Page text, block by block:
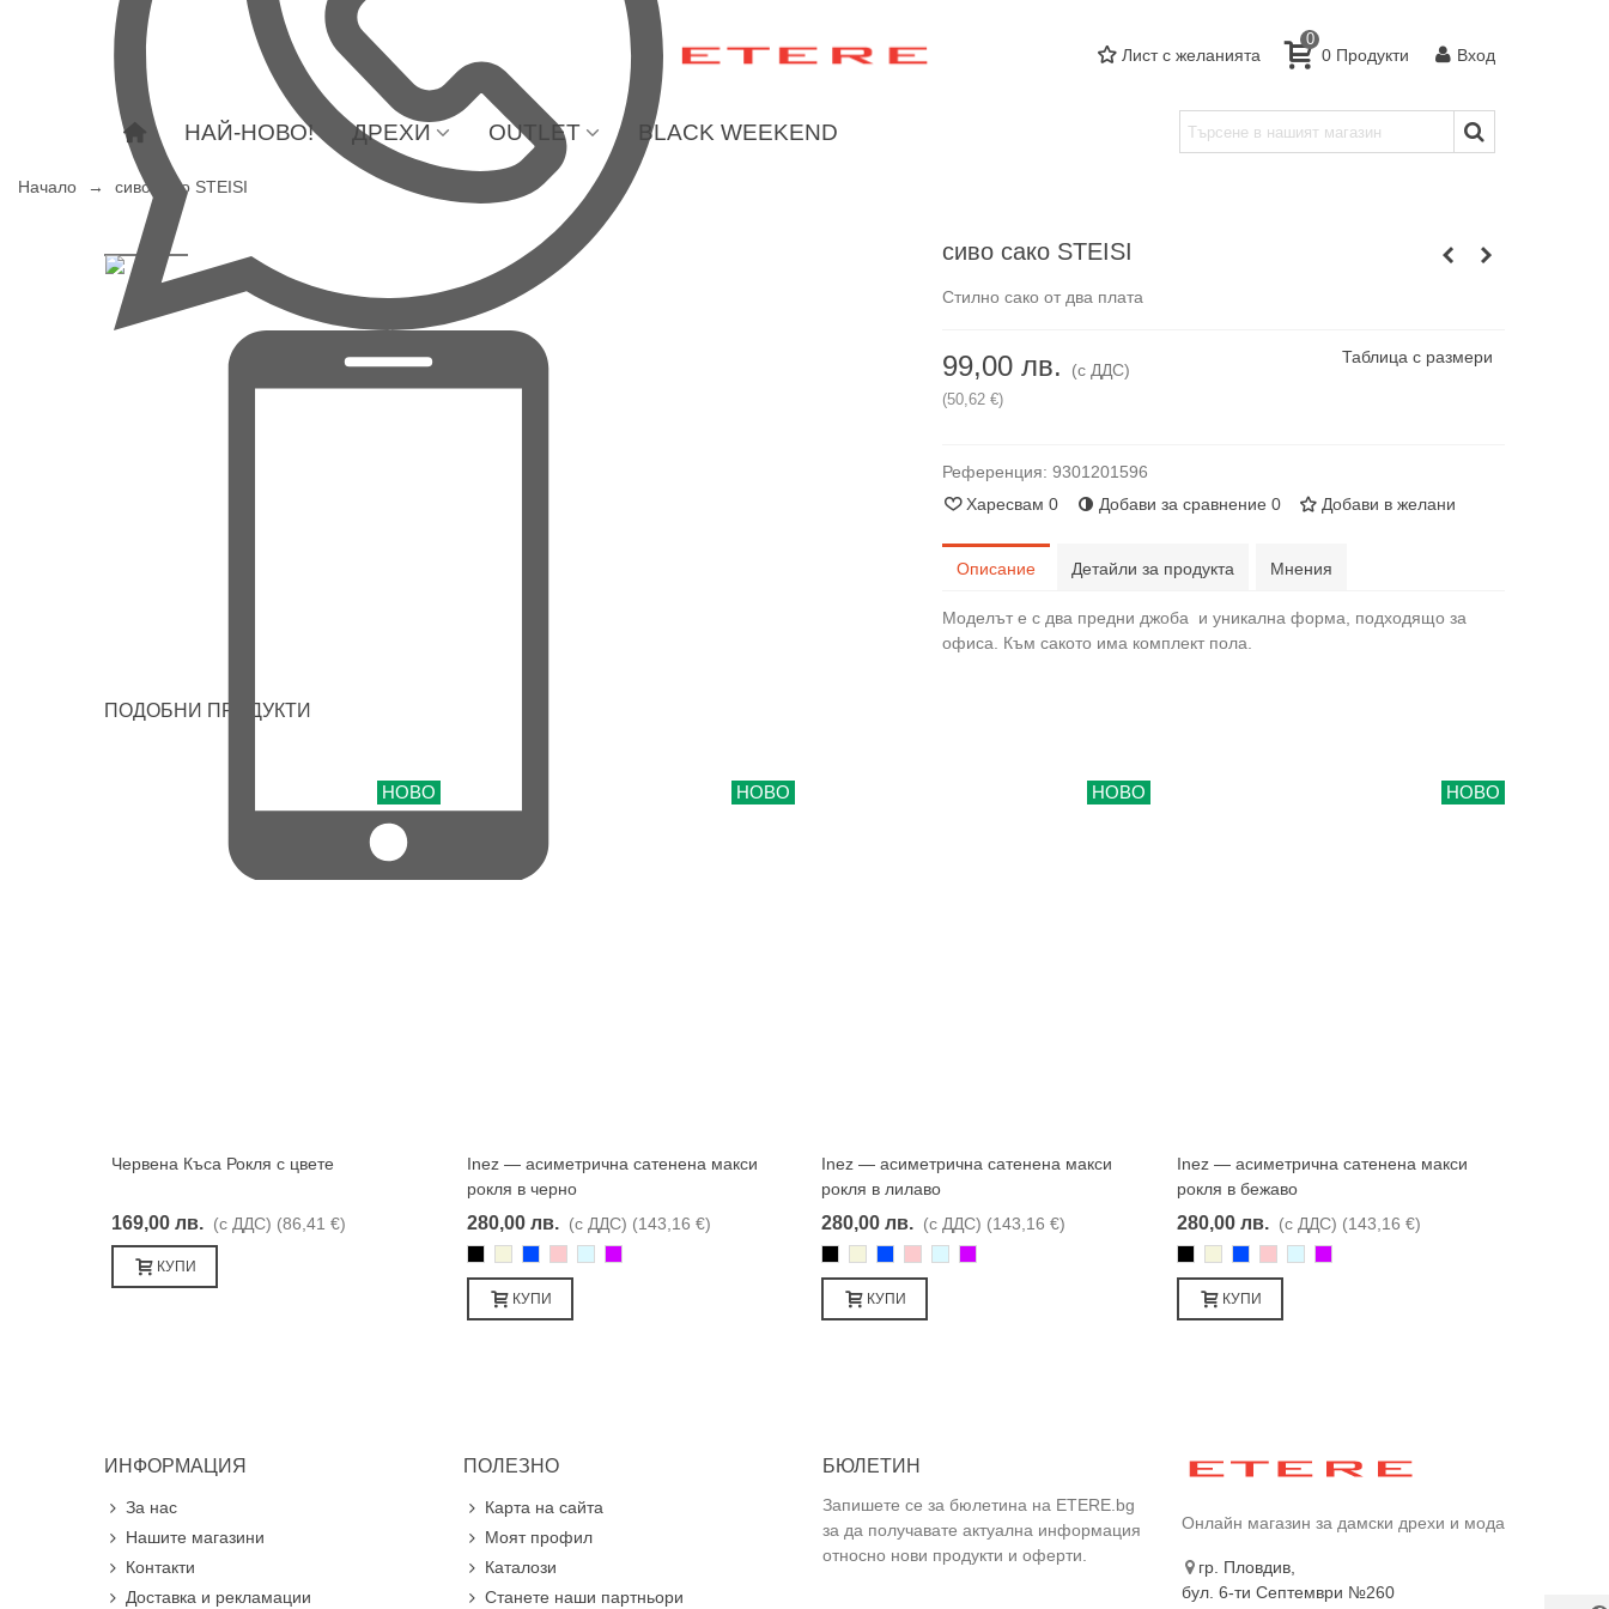
Лист с желанията
0
0 Продукти Вход
НАЙ-НОВО! ДРЕХИ OUTLET BLACK WEEKEND
Начало → сиво сако STEISI
сиво сако STEISI
Стилно сако от два плата
99,00 лв. (с ДДС)
(50,62 €)
Таблица с размери
Референция: 9301201596
Харесвам 0 Добави за сравнение 0 Добави в желани
Описание Детайли за продукта Мнения
Моделът е с два предни джоба и уникална форма, подходящо за
офиса. Към сакото има комплект пола.
ПОДОБНИ ПРОДУКТИ
НОВО
Харесвам
Червена Къса Рокля с цвете
169,00 лв. (с ДДС) (86,41 €)
КУПИ
НОВО
Харесвам
Inez — асиметрична сатенена макси
рокля в черно
280,00 лв. (с ДДС) (143,16 €)
КУПИ
НОВО
Харесвам
Inez — асиметрична сатенена макси
рокля в лилаво
280,00 лв. (с ДДС) (143,16 €)
КУПИ
НОВО
Харесвам
Inez — асиметрична сатенена макси
рокля в бежаво
280,00 лв. (с ДДС) (143,16 €)
КУПИ
ИНФОРМАЦИЯ
За нас
Нашите магазини
Контакти
Доставка и рекламации
ПОЛЕЗНО
Карта на сайта
Моят профил
Каталози
Станете наши партньори
БЮЛЕТИН
Запишете се за бюлетина на ETERE.bg
за да получавате актуална информация
относно нови продукти и оферти.
Онлайн магазин за дамски дрехи и мода
гр. Пловдив,
бул. 6-ти Септември №260